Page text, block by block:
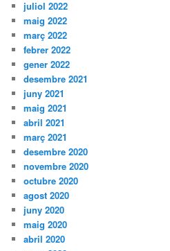
juliol 2022
maig 2022
març 2022
febrer 2022
gener 2022
desembre 2021
juny 2021
maig 2021
abril 2021
març 2021
desembre 2020
novembre 2020
octubre 2020
agost 2020
juny 2020
maig 2020
abril 2020